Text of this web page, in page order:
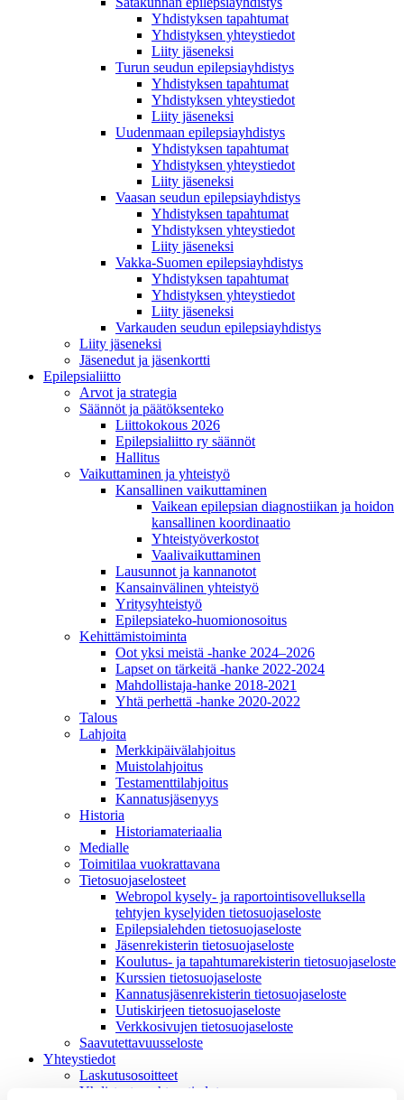
Yhdistyksen tapahtumat
Yhdistyksen yhteystiedot
Liity jäseneksi
Turun seudun epilepsiayhdistys
Yhdistyksen tapahtumat
Yhdistyksen yhteystiedot
Liity jäseneksi
Uudenmaan epilepsiayhdistys
Yhdistyksen tapahtumat
Yhdistyksen yhteystiedot
Liity jäseneksi
Vaasan seudun epilepsiayhdistys
Yhdistyksen tapahtumat
Yhdistyksen yhteystiedot
Liity jäseneksi
Vakka-Suomen epilepsiayhdistys
Yhdistyksen tapahtumat
Yhdistyksen yhteystiedot
Liity jäseneksi
Varkauden seudun epilepsiayhdistys
Liity jäseneksi
Jäsenedut ja jäsenkortti
Epilepsialiitto
Arvot ja strategia
Säännöt ja päätöksenteko
Liittokokous 2026
Epilepsialiitto ry säännöt
Hallitus
Vaikuttaminen ja yhteistyö
Kansallinen vaikuttaminen
Vaikean epilepsian diagnostiikan ja hoidon
kansallinen koordinaatio
Yhteistyöverkostot
Vaalivaikuttaminen
Lausunnot ja kannanotot
Kansainvälinen yhteistyö
Yritysyhteistyö
Epilepsiateko-huomionosoitus
Kehittämistoiminta
Oot yksi meistä -hanke 2024–2026
Lapset on tärkeitä -hanke 2022-2024
Mahdollistaja-hanke 2018-2021
Yhtä perhettä -hanke 2020-2022
Talous
Lahjoita
Merkkipäivälahjoitus
Muistolahjoitus
Testamenttilahjoitus
Kannatusjäsenyys
Historia
Historiamateriaalia
Medialle
Toimitilaa vuokrattavana
Tietosuojaselosteet
Webropol kysely- ja raportointisovelluksella
tehtyjen kyselyiden tietosuojaseloste
Epilepsialehden tietosuojaseloste
Jäsenrekisterin tietosuojaseloste
Koulutus- ja tapahtumarekisterin tietosuojaseloste
Kurssien tietosuojaseloste
Kannatusjäsenrekisterin tietosuojaseloste
Uutiskirjeen tietosuojaseloste
Verkkosivujen tietosuojaseloste
Saavutettavuusseloste
Yhteystiedot
Laskutusosoitteet
Yhdistysten yhteystiedot